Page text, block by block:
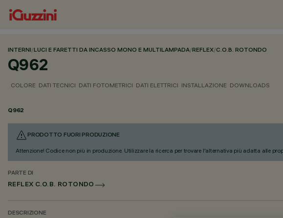
INTERNI/LUCI E FARETTI DA INCASSO MONO E MULTILAMPADA/REFLEX/C.O.B. ROTONDO
Q962
COLORE DATI TECNICI DATI FOTOMETRICI DATI ELETTRICI INSTALLAZIONE DOWNLOADS
Q962
PRODOTTO FUORI PRODUZIONE
Attenzione! Codice non più in produzione. Utilizzare la ricerca per trovare l'alternativa più adatta alle
PARTE DI
REFLEX C.O.B. ROTONDO
DESCRIZIONE